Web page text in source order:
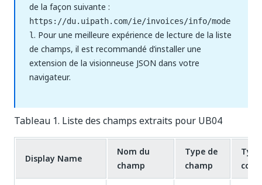
de la façon suivante :
https://du.uipath.com/ie/invoices/info/mode
l. Pour une meilleure expérience de lecture de la liste
de champs, il est recommandé d’installer une
extension de la visionneuse JSON dans votre
navigateur.
Tableau 1. Liste des champs extraits pour UB04
Display Name
Nom du
champ
Type de
champ